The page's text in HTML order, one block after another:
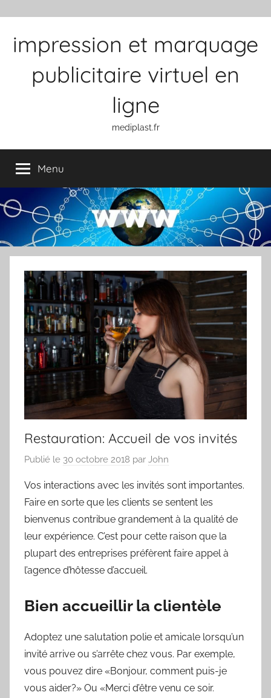
impression et marquage
publicitaire virtuel en
ligne
mediplast.fr
Menu
Restauration: Accueil de vos invités
Publié le 30 octobre 2018 par John
Vos interactions avec les invités sont importantes.
Faire en sorte que les clients se sentent les
bienvenus contribue grandement à la qualité de
leur expérience. C’est pour cette raison que la
plupart des entreprises préfèrent faire appel à
l’agence d’hôtesse d’accueil.
Bien accueillir la clientèle
Adoptez une salutation polie et amicale lorsqu’un
invité arrive ou s’arrête chez vous. Par exemple,
vous pouvez dire «Bonjour, comment puis-je
vous aider?» Ou «Merci d’être venu ce soir.